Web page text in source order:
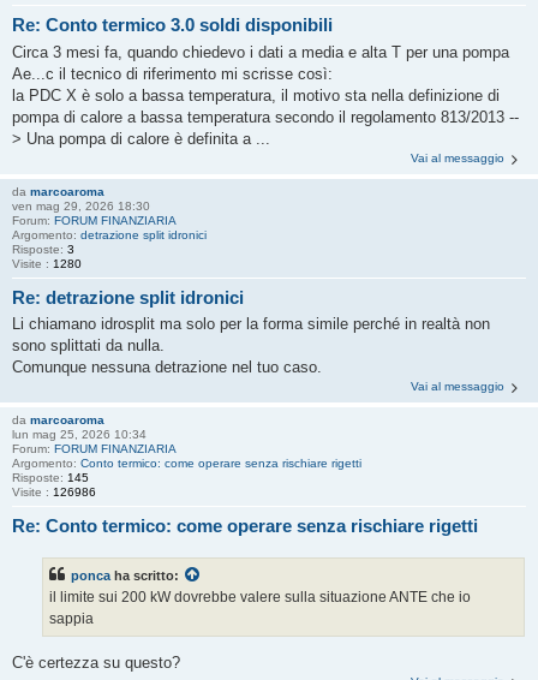
Re: Conto termico 3.0 soldi disponibili
Circa 3 mesi fa, quando chiedevo i dati a media e alta T per una pompa
Ae...c il tecnico di riferimento mi scrisse così:
la PDC X è solo a bassa temperatura, il motivo sta nella definizione di
pompa di calore a bassa temperatura secondo il regolamento 813/2013 --
> Una pompa di calore è definita a ...
Vai al messaggio
da marcoaroma
ven mag 29, 2026 18:30
Forum: FORUM FINANZIARIA
Argomento: detrazione split idronici
Risposte: 3
Visite : 1280
Re: detrazione split idronici
Li chiamano idrosplit ma solo per la forma simile perché in realtà non
sono splittati da nulla.
Comunque nessuna detrazione nel tuo caso.
Vai al messaggio
da marcoaroma
lun mag 25, 2026 10:34
Forum: FORUM FINANZIARIA
Argomento: Conto termico: come operare senza rischiare rigetti
Risposte: 145
Visite : 126986
Re: Conto termico: come operare senza rischiare rigetti
ponca ha scritto:
il limite sui 200 kW dovrebbe valere sulla situazione ANTE che io
sappia
C'è certezza su questo?